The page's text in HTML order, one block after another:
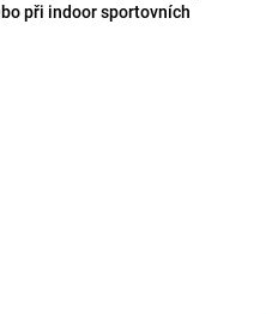
při indoor sportovních